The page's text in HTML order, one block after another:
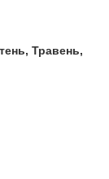
Травень,